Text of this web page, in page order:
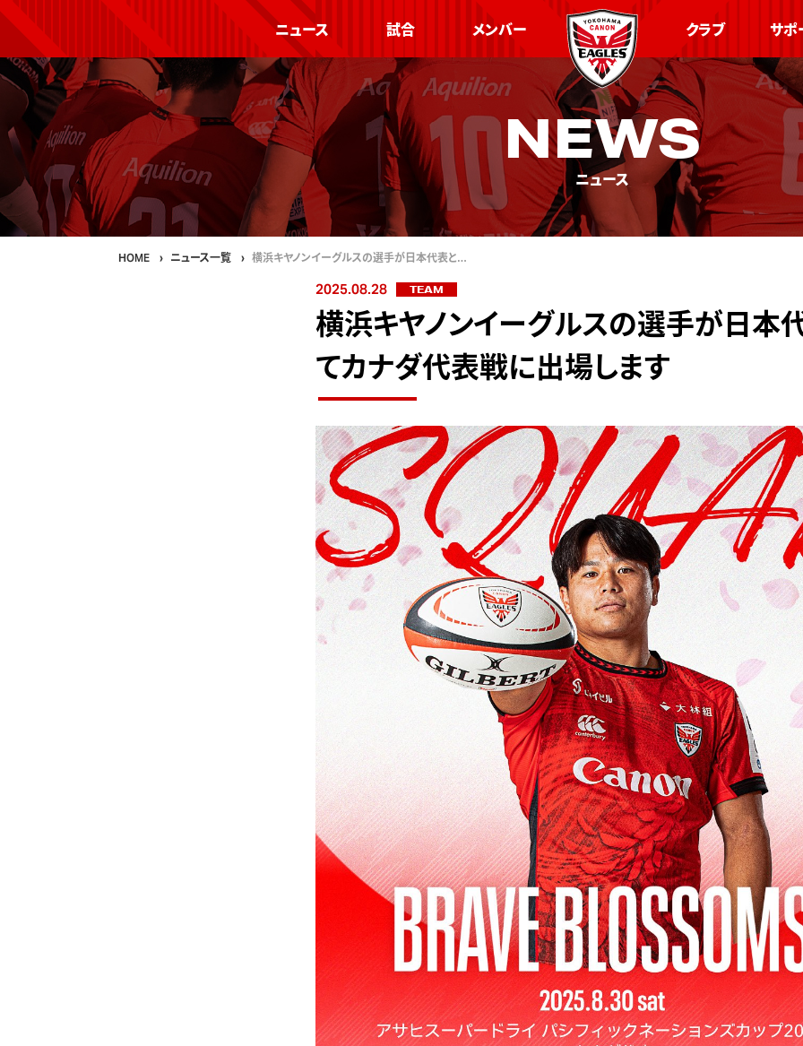
ニュース 試合 メンバー クラブ サポ
NEWS
ニュース
HOME ニュース一覧 横浜キヤノンイーグルスの選手が日本代表と…
2025.08.28 TEAM
横浜キヤノンイーグルスの選手が日本
てカナダ代表戦に出場します